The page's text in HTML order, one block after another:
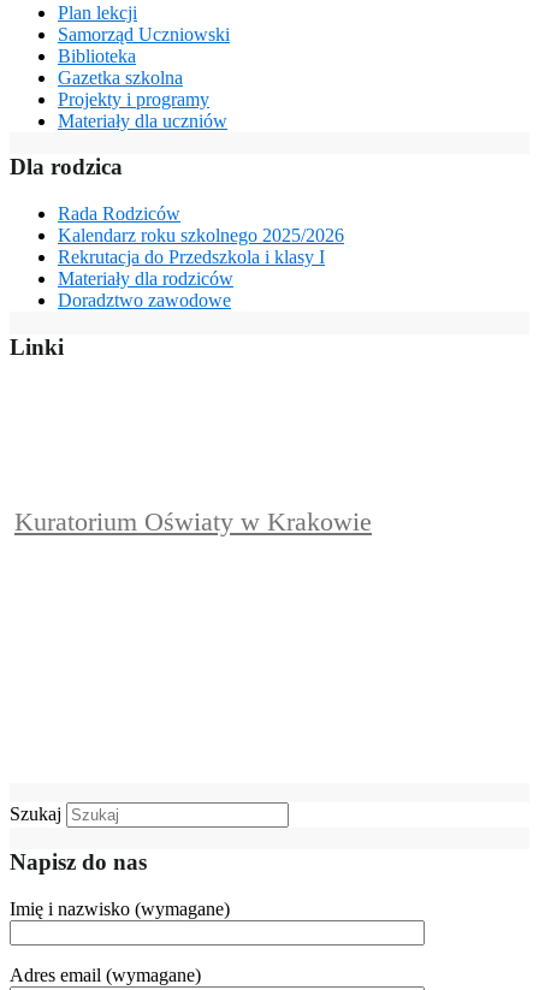
Plan lekcji
Samorząd Uczniowski
Biblioteka
Gazetka szkolna
Projekty i programy
Materiały dla uczniów
Dla rodzica
Rada Rodziców
Kalendarz roku szkolnego 2025/2026
Rekrutacja do Przedszkola i klasy I
Materiały dla rodziców
Doradztwo zawodowe
Linki
Kuratorium Oświaty w Krakowie
Szukaj
Napisz do nas
Imię i nazwisko (wymagane)
Adres email (wymagane)